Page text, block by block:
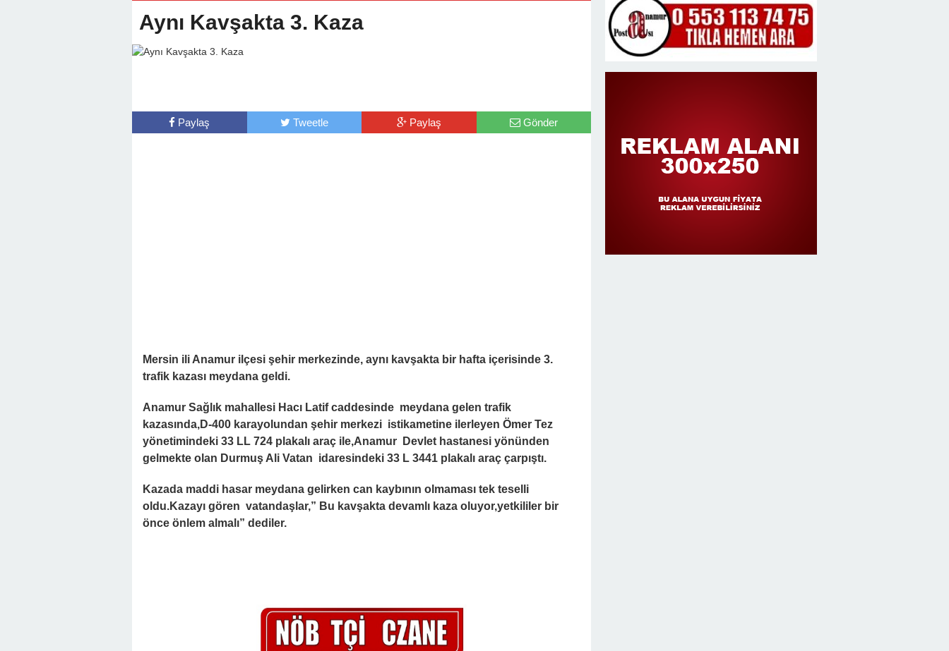
Aynı Kavşakta 3. Kaza
Paylaş Tweetle Paylaş Gönder
Mersin ili Anamur ilçesi şehir merkezinde, aynı kavşakta bir hafta içerisinde 3.
trafik kazası meydana geldi.
Anamur Sağlık mahallesi Hacı Latif caddesinde meydana gelen trafik
kazasında,D-400 karayolundan şehir merkezi istikametine ilerleyen Ömer Tez
yönetimindeki 33 LL 724 plakalı araç ile,Anamur Devlet hastanesi yönünden
gelmekte olan Durmuş Ali Vatan idaresindeki 33 L 3441 plakalı araç çarpıştı.
Kazada maddi hasar meydana gelirken can kaybının olmaması tek teselli
oldu.Kazayı gören vatandaşlar,” Bu kavşakta devamlı kaza oluyor,yetkililer bir
önce önlem almalı” dediler.